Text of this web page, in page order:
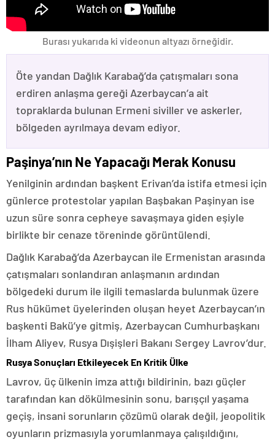
Burası yukarıda ki videonun altyazı örneğidir.
Öte yandan Dağlık Karabağ’da çatışmaları sona
erdiren anlaşma gereği Azerbaycan’a ait
topraklarda bulunan Ermeni siviller ve askerler,
bölgeden ayrılmaya devam ediyor.
Paşinya’nın Ne Yapacağı Merak Konusu
Yenilginin ardından başkent Erivan’da istifa etmesi için
günlerce protestolar yapılan Başbakan Paşinyan ise
uzun süre sonra cepheye savaşmaya giden eşiyle
birlikte bir cenaze töreninde görüntülendi.
Dağlık Karabağ’da Azerbaycan ile Ermenistan arasında
çatışmaları sonlandıran anlaşmanın ardından
bölgedeki durum ile ilgili temaslarda bulunmak üzere
Rus hükümet üyelerinden oluşan heyet Azerbaycan’ın
başkenti Bakü’ye gitmiş, Azerbaycan Cumhurbaşkanı
İlham Aliyev, Rusya Dışişleri Bakanı Sergey Lavrov’dur.
Rusya Sonuçları Etkileyecek En Kritik Ülke
Lavrov, üç ülkenin imza attığı bildirinin, bazı güçler
tarafından kan dökülmesinin sonu, barışçıl yaşama
geçiş, insani sorunların çözümü olarak değil, jeopolitik
oyunların prizmasıyla yorumlanmaya çalışıldığını,